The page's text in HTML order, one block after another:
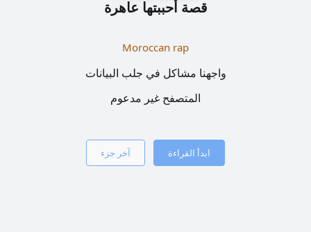
قصة أحببتها عاهرة
Moroccan rap
واجهنا مشاكل في جلب البيانات
المتصفح غير مدعوم
ابدأ القراءة آخر جزء